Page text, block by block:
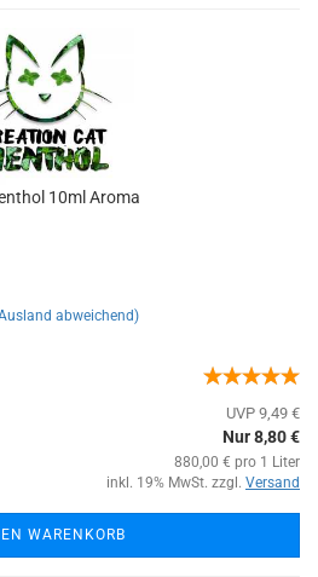
10ml Aroma
abweichend)
UVP 9,49 €
Nur 8,80 €
880,00 € pro 1 Liter
inkl. 19% MwSt. zzgl. Versand
WARENKORB